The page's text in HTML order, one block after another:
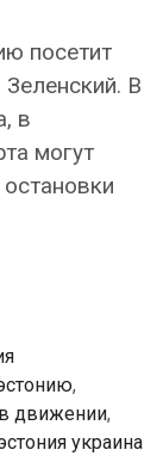
посетит
В
в
могут
,
движении,
украина